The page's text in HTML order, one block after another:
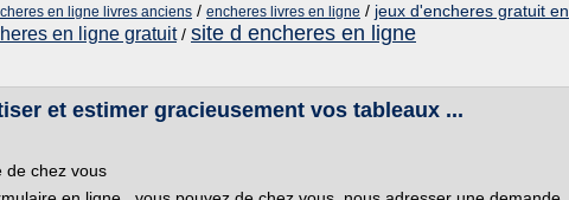
en ligne livres anciens / encheres livres en ligne / jeux d'encheres gratuit en
en ligne gratuit/ site d encheres en ligne
et estimer gracieusement vos tableaux ...
de chez vous